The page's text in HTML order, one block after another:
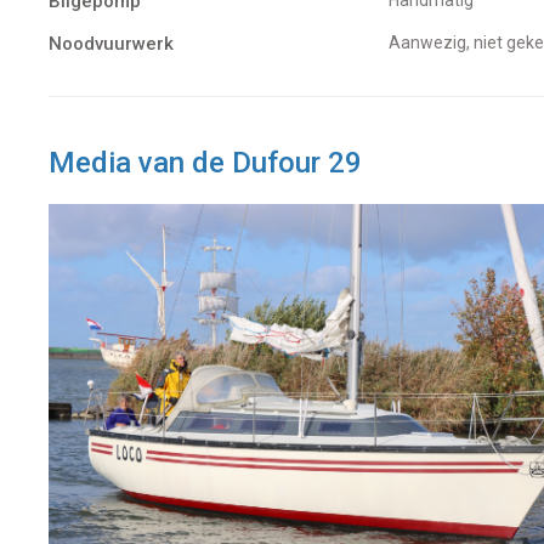
Noodvuurwerk Aanwezig, niet
Media van de Dufour 29